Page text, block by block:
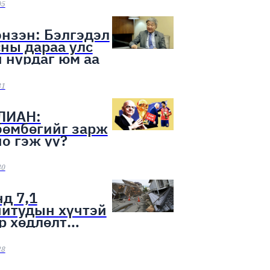
Бэлгэдэл
дараа улс
нурдаг юм аа
зарж
гэж үү?
7,1
хүчтэй
хөдлөлт